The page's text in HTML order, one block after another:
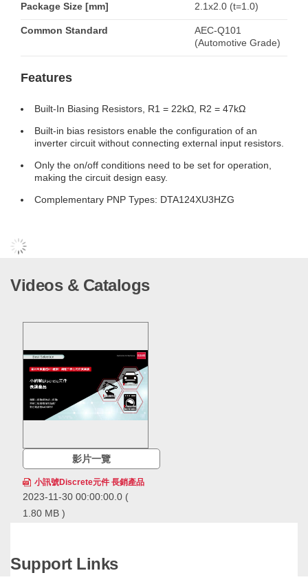
Package Size [mm] 2.1x2.0 (t=1.0)
Common Standard
AEC-Q101
(Automotive Grade)
Features
Built-In Biasing Resistors, R1 = 22kΩ, R2 = 47kΩ
Built-in bias resistors enable the configuration of an
inverter circuit without connecting external input resistors.
Only the on/off conditions need to be set for operation,
making the circuit design easy.
Complementary PNP Types: DTA124XU3HZG
Videos & Catalogs
影片一覽
小訊號Discrete元件 長銷產品
2023-11-30 00:00:00.0 (
1.80 MB )
經超過600億個，擁有領先業
ROHM的小訊號Discrete元件長銷
Support Links